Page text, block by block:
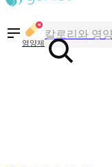
영양제
칼로리와 영
혈당 · 다이